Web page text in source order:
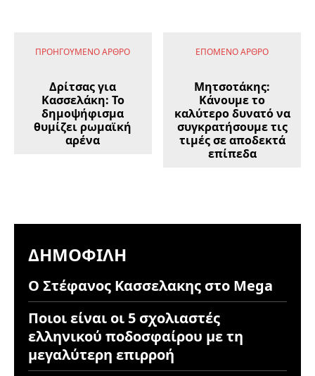
ΠΡΟΗΓΟΎΜΕΝΟ ΆΡΘΡΟ
Δρίτσας για
Κασσελάκη: Το
δημοψήφισμα
θυμίζει ρωμαϊκή
αρένα
ΕΠΌΜΕΝΟ ΆΡΘΡΟ
Μητσοτάκης:
Κάνουμε το
καλύτερο δυνατό να
συγκρατήσουμε τις
τιμές σε αποδεκτά
επίπεδα
ΔΗΜΟΦΙΛΉ
Ο Στέφανος Κασσελακης στο Mega
Ποιοι είναι οι 5 σχολιαστές
ελληνικού ποδοσφαίρου με τη
μεγαλύτερη επιρροή